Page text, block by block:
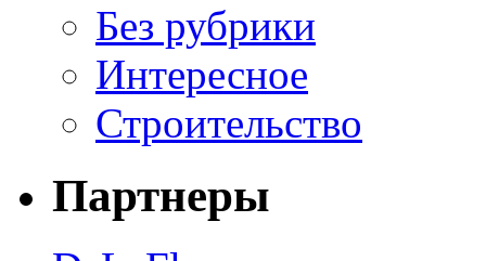
Без рубрики
Интересное
Строительство
Партнеры